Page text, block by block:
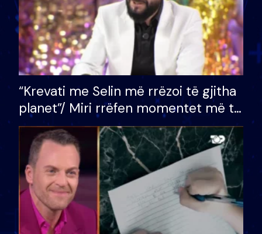
“Krevati me Selin më rrëzoi të gjitha
planet”/ Miri rrëfen momentet më të
bukura në shtëpinë e BB VIP: Do më
mungojë zilja e mëngjesit kur…